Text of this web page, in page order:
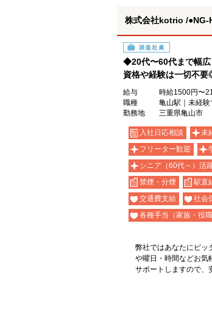
株式会社kotrio /●NG-
派遣社員
◆20代〜60代まで幅広
資格や経験は一切不
給与
時給1500円〜
職種
亀山駅｜未経
勤務地
三重県亀山市
入社日応相談 未
フリーター歓迎
シニア（60代～）活
禁煙・分煙
駅直
交通費支給
社会
各種手当（家族・役
弊社ではあなたにピッ
や曜日・時間などお気
サポートしますので、